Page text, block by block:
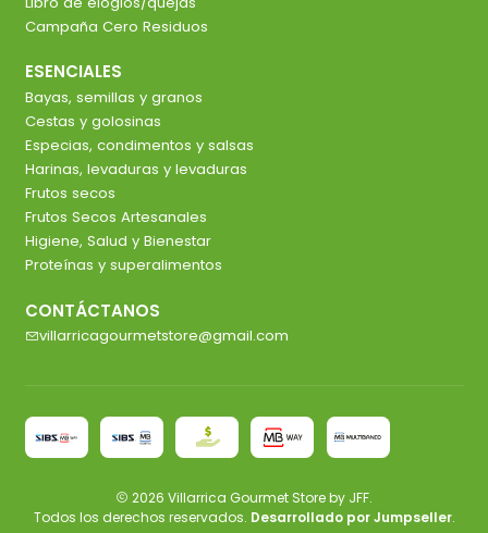
Campaña Cero Residuos
ESENCIALES
Bayas, semillas y granos
Cestas y golosinas
Especias, condimentos y salsas
Harinas, levaduras y levaduras
Frutos secos
Frutos Secos Artesanales
Higiene, Salud y Bienestar
Proteínas y superalimentos
CONTÁCTANOS
villarricagourmetstore@gmail.com
2026 Villarrica Gourmet Store by JFF.
Todos los derechos reservados. Desarrollado por Jumpseller.